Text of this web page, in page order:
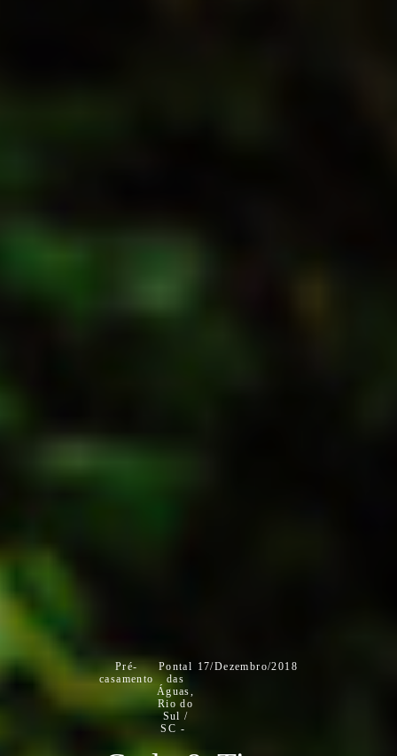
Pré-
casamento
Pontal
das
Águas,
Rio do
Sul /
SC
17/Dezembro/2018